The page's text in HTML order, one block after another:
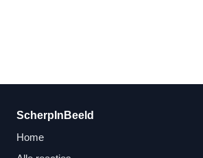
ScherpInBeeld
Home